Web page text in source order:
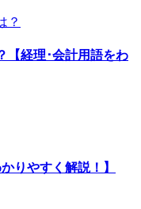
【経理･会計用語をわ
りやすく解説！】